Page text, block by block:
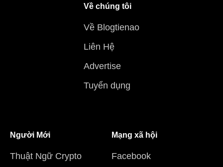
Về chúng tôi
Về Blogtienao
Liên Hệ
Advertise
Tuyển dụng
Người Mới
Thuật Ngữ Crypto
Mạng xã hội
Facebook